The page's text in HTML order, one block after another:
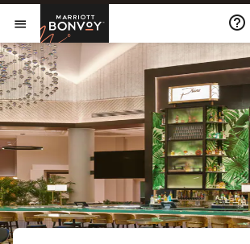
Skip to Content
メニューを開く
Marriott